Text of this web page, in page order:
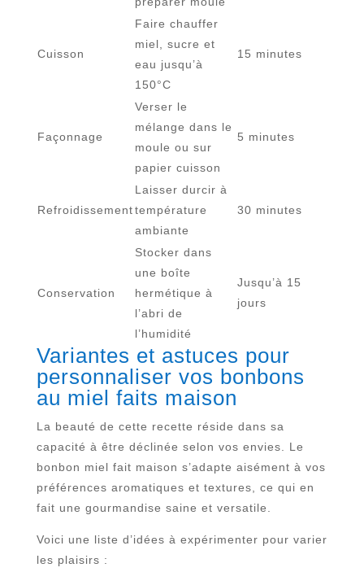
Cuisson
Faire chauffer
miel, sucre et
eau jusqu’à
150°C
15 minutes
Façonnage
Verser le
mélange dans le
moule ou sur
papier cuisson
5 minutes
Refroidissement
Laisser durcir à
température
ambiante
30 minutes
Conservation
Stocker dans
une boîte
hermétique à
l’abri de
l’humidité
Jusqu’à 15
jours
Variantes et astuces pour
personnaliser vos bonbons
au miel faits maison
La beauté de cette recette réside dans sa
capacité à être déclinée selon vos envies. Le
bonbon miel fait maison s’adapte aisément à vos
préférences aromatiques et textures, ce qui en
fait une gourmandise saine et versatile.
Voici une liste d’idées à expérimenter pour varier
les plaisirs :